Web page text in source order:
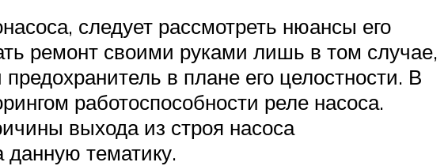
следует рассмотреть нюансы его
ремонт своими руками лишь в том случае,
в плане его целостности. В
работоспособности реле насоса.
выхода из строя насоса
тематику.